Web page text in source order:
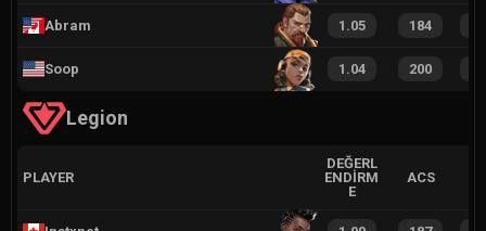
Abram 1.05 184
Soop 1.04 200
Legion
PLAYER
DEĞERL
ENDIRM
E
ACS